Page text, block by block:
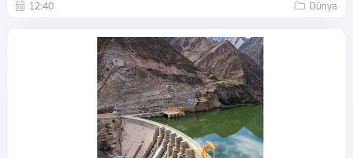
12:40 Dünya